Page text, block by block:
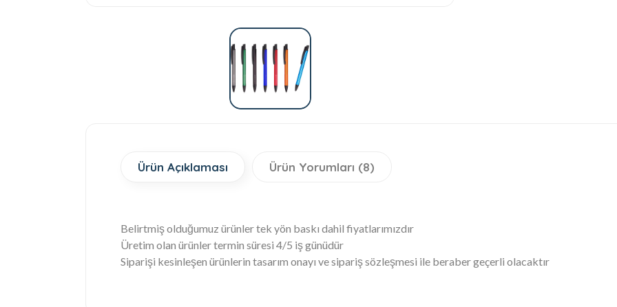
Ürün Açıklaması Ürün Yorumları (8)
Belirtmiş olduğumuz ürünler tek yön baskı dahil fiyatlarımızdır
Üretim olan ürünler termin süresi 4/5 iş günüdür
Siparişi kesinleşen ürünlerin tasarım onayı ve sipariş sözleşmesi ile beraber geçerli olacaktır